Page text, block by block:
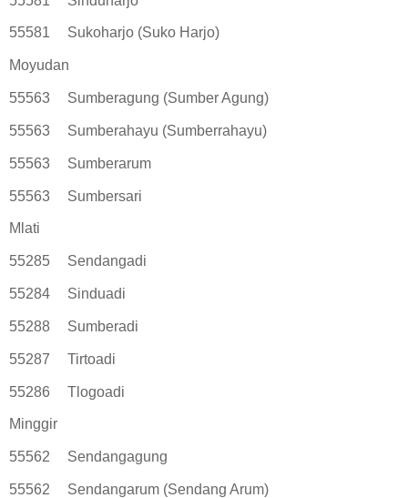
55581 Sukoharjo (Suko Harjo)
Moyudan
55563 Sumberagung (Sumber Agung)
55563 Sumberahayu (Sumberrahayu)
55563 Sumberarum
55563 Sumbersari
Mlati
55285 Sendangadi
55284 Sinduadi
55288 Sumberadi
55287 Tirtoadi
55286 Tlogoadi
Minggir
55562 Sendangagung
55562 Sendangarum (Sendang Arum)